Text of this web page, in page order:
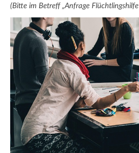
(Bitte im Betreff „Anfrage